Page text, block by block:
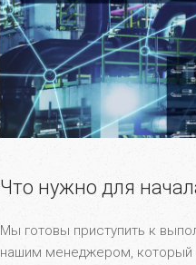
Что нужно для
Мы готовы приступить к
нашим менеджером, который